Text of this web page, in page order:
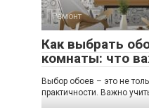
Ремонт
Как выбрать
комнаты: что
Выбор обоев – это не
практичности. Важно